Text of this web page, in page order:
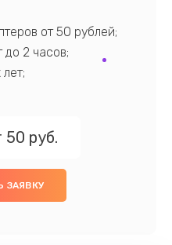
от 50 рублей;
2 часов;
50 руб.
ЗАЯВКУ